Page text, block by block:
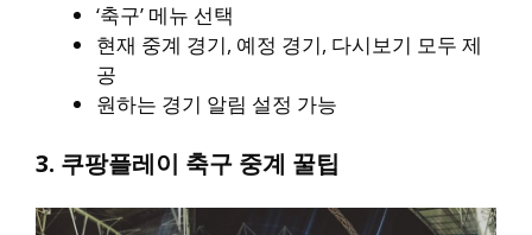
‘축구’ 메뉴 선택
현재 중계 경기, 예정 경기, 다시보기 모두 제
공
원하는 경기 알림 설정 가능
3. 쿠팡플레이 축구 중계 꿀팁